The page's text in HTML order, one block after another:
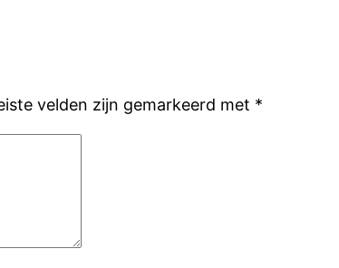
velden zijn gemarkeerd met *